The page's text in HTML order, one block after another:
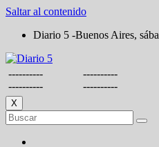
Saltar al contenido
Diario 5 -Buenos Aires,
----------
----------
----------
----------
X